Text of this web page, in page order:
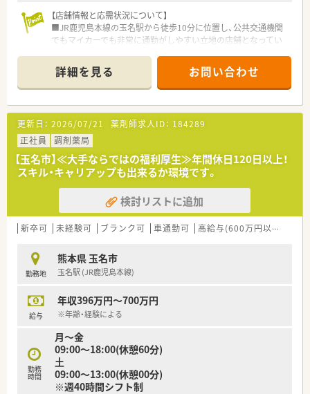
【店舗情報と応需状況について】
■JR鹿児島本線の玉名駅から徒歩10分に位置し、公共交通機関
でもマイカーでも非常に通勤がしやすい立地の店舗となってい
■眼科と泌尿器科、内科の処方箋を1日平均110枚ほど応需して
おり、幅広い知識を習得できる環境が整っています。
■現在は正社員の薬剤師2名と事務員4名で運営していますが、
体制強化のための増員により、さらなる余裕を持った対応を目指
します。
【募集背景と求める人物像について】
■患者様へのサービス向上と健康サポート機能の強化を目的と
して、組織の活性化を図るために新たな正社員を急募しておりま
す。
■周囲との円滑なコミュニケーションを大切にしながら、かかり
つけ薬剤師の取得などにも前向きに取り組める方を求めていま
す。
■40代までのベテラン層から若手まで幅広く歓迎しており、店
す。
【法人特徴について】
域に密着した健康相談の窓口として厚い信頼を得ている法人で
す。
経営基盤と充実した福利厚生制度を両立させているのが特徴で
す。
■全店舗で「健康サポート薬局」の認可取得を目指す方針を掲げ
ており、薬局の社会的価値を高める取り組みに注力しています。
詳細を見る お問い合わせ
更新日： 2026/07/21 薬剤師求人ID： 184289
正社員
調剤薬局
【玉名市】≪大手ならではの福利厚生≫年間休日120日以上！
スキル・キャリアップも出来るか環境です。
検討リストに追加
新卒可 未経験可 ブランク可 車通勤可 高給与(600万円以上)
勤務地
熊本県 玉名市
玉名駅 (JR鹿児島本線)
給与
年収396万円～700万円
※年齢・経験による
勤務
時間
月～金
09:00～18:00(休憩60分)
土
09:00～13:00(休憩00分)
※週40時間シフト制